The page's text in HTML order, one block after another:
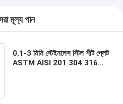
মূল্য পান
0.1-3 মিমি স্টেইনলেস স্টিল শীট প্লেট
ASTM AISI 201 304 316